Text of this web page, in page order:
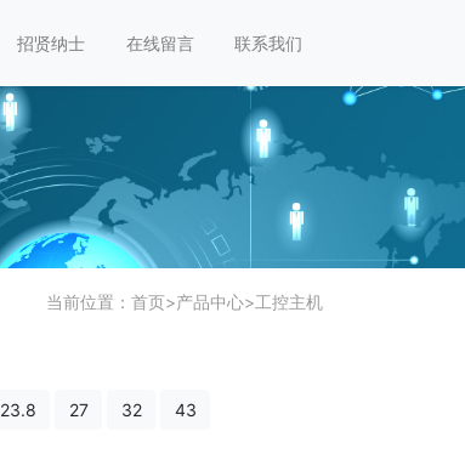
招贤纳士 在线留言 联系我们
当前位置： 首页>产品中心>工控主机
23.8 27 32 43